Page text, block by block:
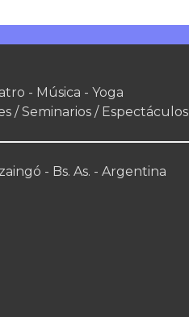
- Música - Yoga
/ Seminarios / Espectáculos
- Bs. As. - Argentina